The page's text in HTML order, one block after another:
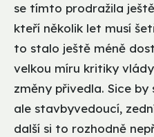
se tímto prodražila
kteří několik let musí
to stalo ještě méně
velkou míru kritiky
změny přivedla. Sice
ale stavbyvedoucí,
další si to rozhodně